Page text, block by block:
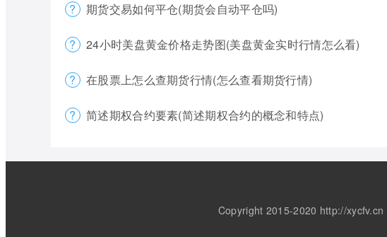
期货交易如何平仓(期货会自动平仓吗)
24小时美盘黄金价格走势图(美盘黄金实时行情怎么看)
在股票上怎么查期货行情(怎么查看期货行情)
简述期权合约要素(简述期权合约的概念和特点)
Copyright 2015-2020 http://xycfv.cn